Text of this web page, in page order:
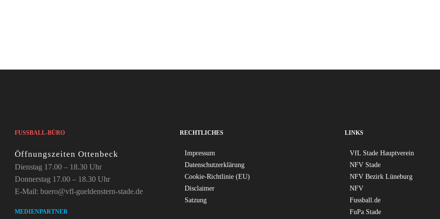
FUSSBALL-BÜRO
Öffnungszeiten Ottenbeck
Dienstag 17.00 – 18.30 Uhr
Donnerstag 17.00 – 18.30 Uhr
E-Mail: buero@vfl-gueldenstern-stade.de
MEDIENPARTNER
RECHTLICHES
Impressum
Datenschutzerklärung
Cookie-Richtlinie (EU)
Disclaimer
Satzung
LINKS
VfL Stade Hauptverein
NFV Stade
NFV Bezirk Lüneburg
NFV
Fussball.de
FuPa Stade